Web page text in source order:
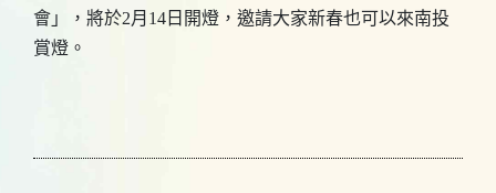
會」，將於2月14日開燈，邀請大家新春也可以來南投
賞燈。